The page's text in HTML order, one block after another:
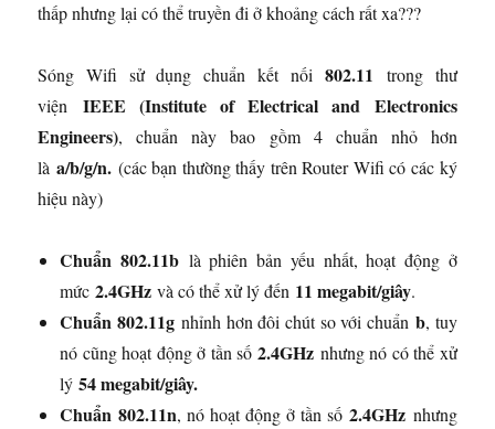
thấp nhưng lại có thể truyền đi ở khoảng cách rất xa???
Sóng Wifi sử dụng chuẩn kết nối802.11 trong thư
viện IEEE (Institute of Electrical and Electronics
Engineers), chuẩn này bao gồm 4 chuẩn nhỏ hơn
làa/b/g/n. (các bạn thường thấy trên Router Wifi có các ký
hiệu này)
Chuẩn 802.11b là phiên bản yếu nhất, hoạt động ở
mức2.4GHz và có thể xử lý đến 11 megabit/giây.
Chuẩn 802.11g nhỉnh hơn đôi chút so với chuẩn b, tuy
nó cũng hoạt động ở tần số2.4GHz nhưng nó có thể xử
lý54 megabit/giây.
Chuẩn 802.11n, nó hoạt động ở tần số2.4GHz nhưng